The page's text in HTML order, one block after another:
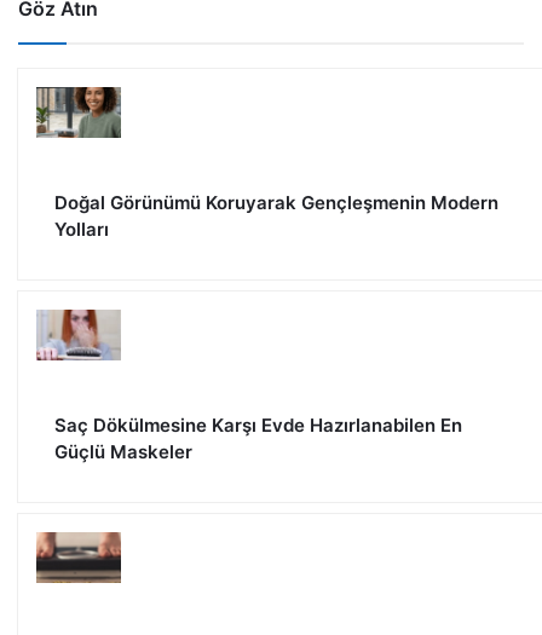
Göz Atın
Doğal Görünümü Koruyarak Gençleşmenin Modern
Yolları
Saç Dökülmesine Karşı Evde Hazırlanabilen En
Güçlü Maskeler